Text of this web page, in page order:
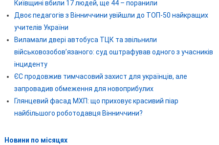
Київщині вбили 17 людей, ще 44 – поранили
Двоє педагогів з Вінниччини увійшли до ТОП-50 найкращих
учителів України
Виламали двері автобуса ТЦК та звільнили
військовозобов’язаного: суд оштрафував одного з учасників
інциденту
ЄС продовжив тимчасовий захист для українців, але
запровадив обмеження для новоприбулих
Глянцевий фасад МХП: що приховує красивий піар
найбільшого роботодавця Вінниччини?
Новини по місяцях